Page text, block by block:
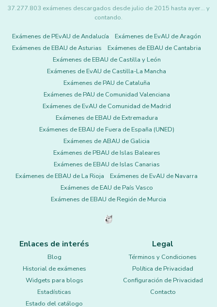
37.277.803 exámenes descargados desde julio de 2015 hasta ayer... y
contando.
Exámenes de PEvAU de Andalucía
Exámenes de EvAU de Aragón
Exámenes de EBAU de Asturias
Exámenes de EBAU de Cantabria
Exámenes de EBAU de Castilla y León
Exámenes de EvAU de Castilla-La Mancha
Exámenes de PAU de Cataluña
Exámenes de PAU de Comunidad Valenciana
Exámenes de EvAU de Comunidad de Madrid
Exámenes de EBAU de Extremadura
Exámenes de EBAU de Fuera de España (UNED)
Exámenes de ABAU de Galicia
Exámenes de PBAU de Islas Baleares
Exámenes de EBAU de Islas Canarias
Exámenes de EBAU de La Rioja
Exámenes de EvAU de Navarra
Exámenes de EAU de País Vasco
Exámenes de EBAU de Región de Murcia
Enlaces de interés
Blog
Historial de exámenes
Widgets para blogs
Estadísticas
Estado del catálogo
Legal
Términos y Condiciones
Política de Privacidad
Configuración de Privacidad
Contacto